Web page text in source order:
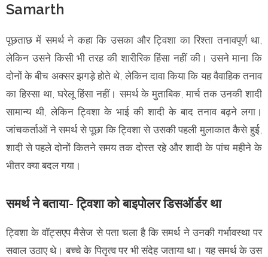
Samarth
पूछताछ में समर्थ ने कहा कि उसका और ट्विशा का रिश्ता तनावपूर्ण था,
लेकिन उसने किसी भी तरह की शारीरिक हिंसा नहीं की। उसने माना कि
दोनों के बीच अक्सर झगड़े होते थे, लेकिन दावा किया कि यह वैवाहिक तनाव
का हिस्सा था, घरेलू हिंसा नहीं। समर्थ के मुताबिक, मार्च तक उनकी शादी
सामान्य थी, लेकिन ट्विशा के भाई की शादी के बाद तनाव बढ़ने लगा।
जांचकर्ताओं ने समर्थ से पूछा कि ट्विशा से उसकी पहली मुलाकात कैसे हुई,
शादी से पहले दोनों कितने समय तक दोस्त रहे और शादी के पांच महीने के
भीतर क्या बदल गया।
समर्थ ने बताया- ट्विशा को बाइपोलर डिसऑर्डर था
ट्विशा के वॉट्सएप मैसेज से पता चला है कि समर्थ ने उनकी गर्भावस्था पर
सवाल उठाए थे। बच्चे के पितृत्व पर भी संदेह जताया था। यह समर्थ के उस